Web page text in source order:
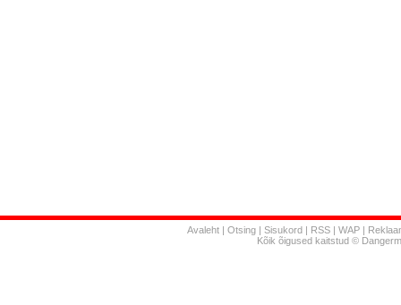
Avaleht | Otsing| Sisukord | RSS | WAP|
Kõik õigused kaitstud ©